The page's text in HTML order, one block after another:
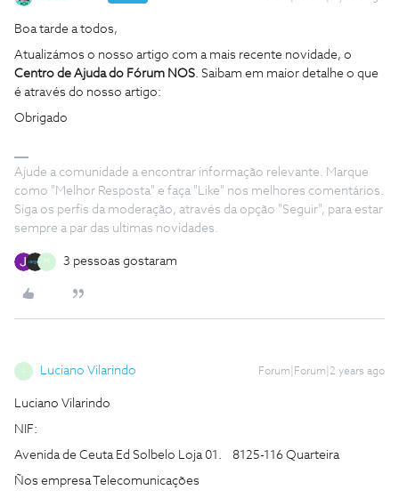
Boa tarde a todos,
Atualizámos o nosso artigo com a mais recente novidade, o
Centro de Ajuda do Fórum NOS. Saibam em maior detalhe o que
é através do nosso artigo:
Obrigado
Ajude a comunidade a encontrar informação relevante. Marque
como "Melhor Resposta" e faça "Like" nos melhores comentários.
Siga os perfis da moderação, através da opção "Seguir", para estar
sempre a par das ultimas novidades.
M 3 pessoas gostaram
Luciano Vilarindo Forum|Forum|2 years ago
Luciano Vilarindo
NIF:
Avenida de Ceuta Ed Solbelo Loja 01. 8125-116 Quarteira
Ños empresa Telecomunicações